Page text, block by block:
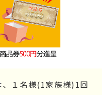
１名様(1家族様)1回